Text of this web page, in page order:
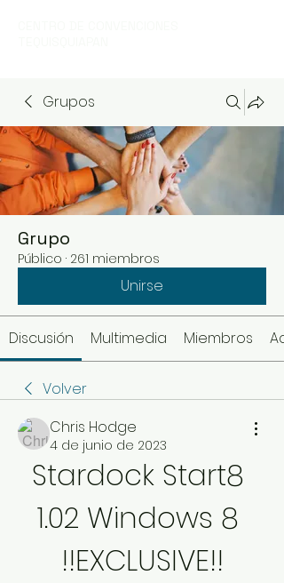
Grupos
Grupo
Público · 261 miembros
Unirse
Discusión Multimedia Miembros
Volver
Chris Hodge
4 de junio de 2023
Stardock Start8
1.02 Windows 8
!!EXCLUSIVE!!